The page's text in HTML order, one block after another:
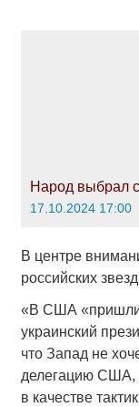
Народ выбрал
17.10.2024 17:00
В центре
российских
«В США «пришли
украинский
что Запад не
делегацию США,
в качестве